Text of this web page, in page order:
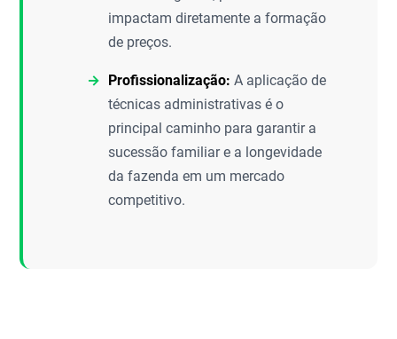
impactam diretamente a formação
de preços.
Profissionalização: A aplicação de
técnicas administrativas é o
principal caminho para garantir a
sucessão familiar e a longevidade
da fazenda em um mercado
competitivo.